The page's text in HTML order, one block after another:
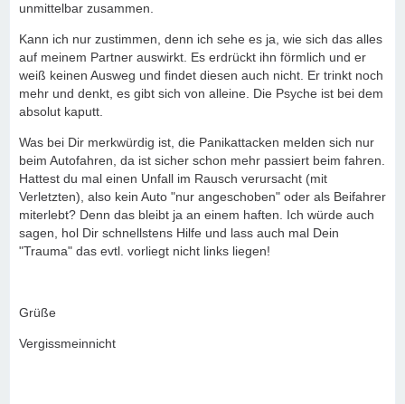
unmittelbar zusammen.
Kann ich nur zustimmen, denn ich sehe es ja, wie sich das alles
auf meinem Partner auswirkt. Es erdrückt ihn förmlich und er
weiß keinen Ausweg und findet diesen auch nicht. Er trinkt noch
mehr und denkt, es gibt sich von alleine. Die Psyche ist bei dem
absolut kaputt.
Was bei Dir merkwürdig ist, die Panikattacken melden sich nur
beim Autofahren, da ist sicher schon mehr passiert beim fahren.
Hattest du mal einen Unfall im Rausch verursacht (mit
Verletzten), also kein Auto "nur angeschoben" oder als Beifahrer
miterlebt? Denn das bleibt ja an einem haften. Ich würde auch
sagen, hol Dir schnellstens Hilfe und lass auch mal Dein
"Trauma" das evtl. vorliegt nicht links liegen!
Grüße
Vergissmeinnicht